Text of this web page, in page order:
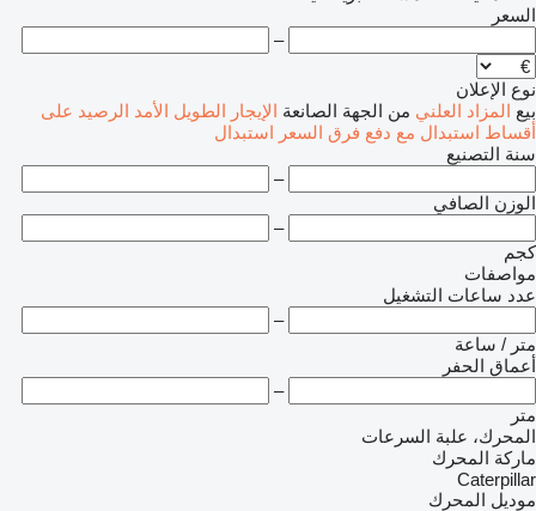
السعر
–
نوع الإعلان
بيع المزاد العلني من الجهة الصانعة الإيجار الطويل الأمد الرصيد على
أقساط استبدال مع دفع فرق السعر استبدال
سنة التصنيع
–
الوزن الصافي
–
كجم
مواصفات
عدد ساعات التشغيل
–
متر / ساعة
أعماق الحفر
–
متر
المحرك، علبة السرعات
ماركة المحرك
Caterpillar
موديل المحرك